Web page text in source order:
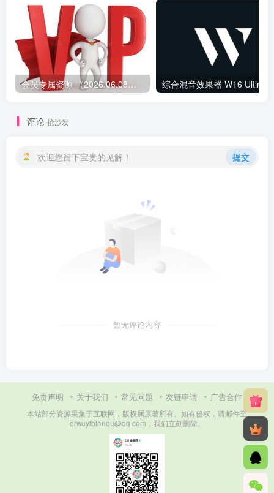
会员专属资源 （2026.06.08更新）
评论 抢沙发
欢迎您留下宝贵的见解！ 提交
暂无评论内容
免责声明 关于我们 常见问题 友链申请 广告合作
本站部分资源采集于互联网，版权属原著所有。如有侵权，请邮件至
erwuyibianqu@qq.com，我们立刻删除。